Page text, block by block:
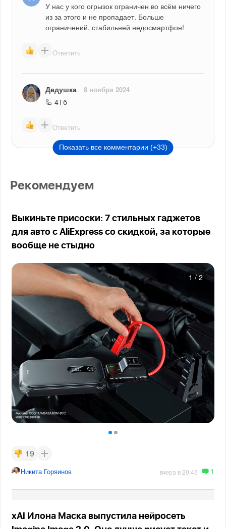
У нас у кого огрызок ограничен во всём ничего
из за этого и не пропадает. Больше
ограничений, стабильней недосмартфон!
Ответить
Дедушка 8 ноября 2024
🦾 4Тб
Ответить
Показать все комментарии (+33)
Рекомендуем
Выкиньте присоски: 7 стильных гаджетов
для авто с AliExpress со скидкой, за которые
вообще не стыдно
1 / 2
19
Никита Горяинов вчера в 20:45 1
xAI Илона Маска выпустила нейросеть